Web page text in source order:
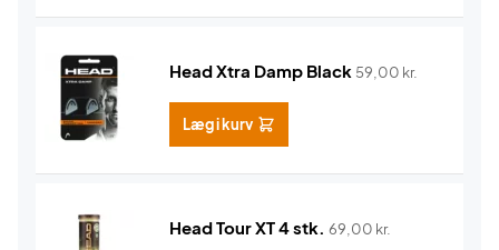
Head Xtra Damp Black 59,00 kr.
Læg i kurv
Head Tour XT 4 stk. 69,00 kr.